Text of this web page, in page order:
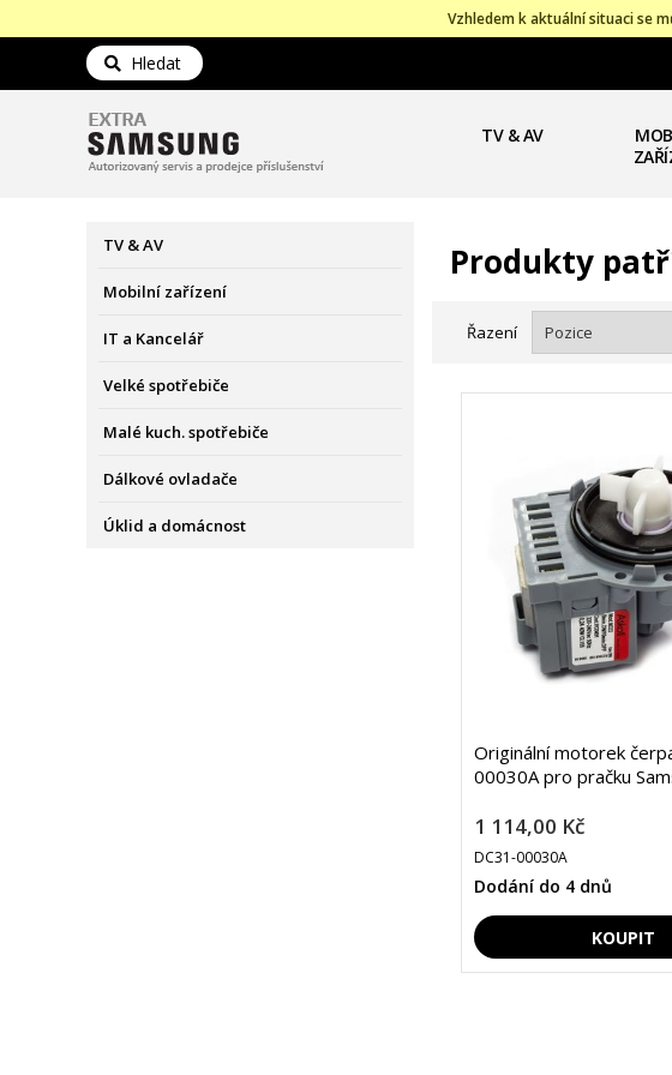
Vzhledem k aktuální situaci se
Hledat
TV & AV
TV & AV
Mobilní zařízení
IT a Kancelář
Velké spotřebiče
Malé kuch. spotřebiče
Dálkové ovladače
Úklid a domácnost
Produkty
Řazení
Originální motorek
00030A pro pračku
1 114,00 Kč
DC31-00030A
Dodání do 4 dnů